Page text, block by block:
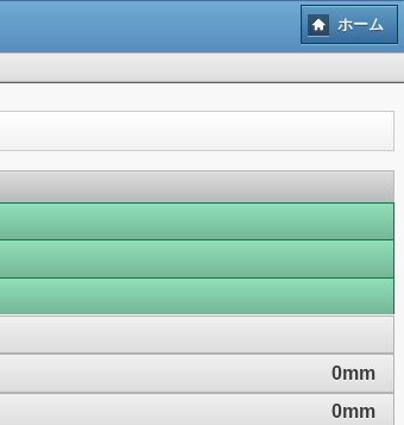
ホーム
0mm
0mm